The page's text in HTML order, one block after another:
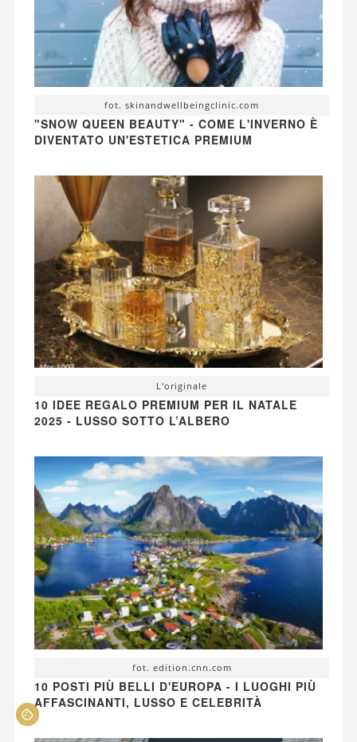
fot. skinandwellbeingclinic.com
"SNOW QUEEN BEAUTY" - COME L'INVERNO È
DIVENTATO UN'ESTETICA PREMIUM
L'originale
10 IDEE REGALO PREMIUM PER IL NATALE
2025 - LUSSO SOTTO L’ALBERO
fot. edition.cnn.com
10 POSTI PIÙ BELLI D'EUROPA - I LUOGHI PIÙ
AFFASCINANTI, LUSSO E CELEBRITÀ